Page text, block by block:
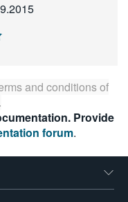
and conditions of
.
Provide
forum.